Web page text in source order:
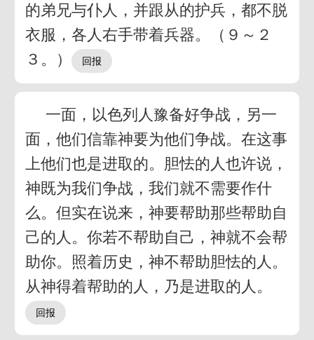
的弟兄与仆人，并跟从的护兵，都不脱
衣服，各人右手带着兵器。（９～２
３。）
一面，以色列人豫备好争战，另一
面，他们信靠神要为他们争战。在这事
上他们也是进取的。胆怯的人也许说，
神既为我们争战，我们就不需要作什
么。但实在说来，神要帮助那些帮助自
己的人。你若不帮助自己，神就不会帮
助你。照着历史，神不帮助胆怯的人。
从神得着帮助的人，乃是进取的人。